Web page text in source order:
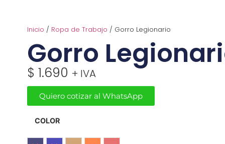
Inicio / Ropa de Trabajo / Gorro Legionario
Gorro
$ 1.690 + IVA
Quiero cotizar al WhatsApp
COLOR